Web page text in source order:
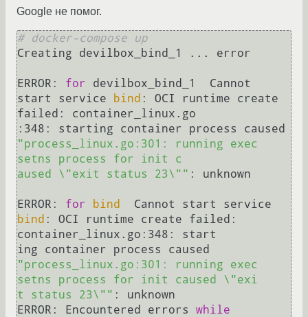
Google не помог.
# docker-compose up
Creating devilbox_bind_1 ... error
ERROR: for
devilbox_bind_1  Cannot
start service
bind : OCI runtime create
failed: container_linux.go
:348: starting container process caused
"process_linux.go:301: running exec
setns process for init c
aused \"exit status 23\"" : unknown
ERROR: for bind
bind : OCI runtime create failed:
container_linux.go:348: start
"process_linux.go:301: running exec
setns process for init caused \"exi
t status 23\"" : unknown
ERROR: Encountered errors while